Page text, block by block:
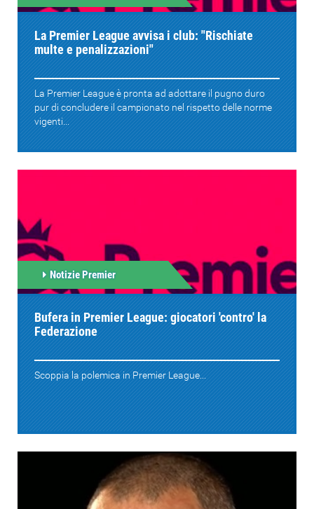
La Premier League avvisa i club: "Rischiate
multe e penalizzazioni"
La Premier League è pronta ad adottare il pugno duro
pur di concludere il campionato nel rispetto delle norme
vigenti...
Notizie Premier
Bufera in Premier League: giocatori 'contro' la
Federazione
Scoppia la polemica in Premier League...